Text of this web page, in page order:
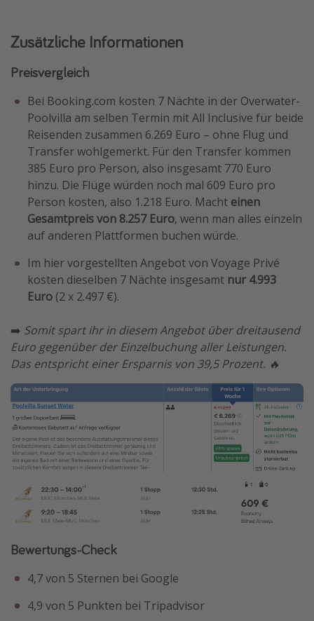
Zusätzliche Informationen
Preisvergleich
Bei Booking.com kosten 7 Nächte in der Overwater-
Poolvilla am selben Termin mit All Inclusive für beide
Reisenden zusammen 6.269 Euro – ohne Flug und
Transfer wohlgemerkt. Für den Transfer kommen
385 Euro pro Person, also insgesamt 770 Euro
hinzu. Die Flüge würden noch mal 609 Euro pro
Person kosten, also 1.218 Euro. Macht einen
Gesamtpreis von 8.257 Euro, wenn man alles einzeln
auf anderen Plattformen buchen würde.
Im hier vorgestellten Angebot von Voyage Privé
kosten dieselben 7 Nächte insgesamt nur 4.993
Euro (2 x 2.497 €).
➡️ Somit spart ihr in diesem Angebot über dreitausend
Euro gegenüber der Einzelbuchung aller Leistungen.
Das entspricht einer Ersparnis von 39,5 Prozent. 🔥
Bewertungs-Check
4,7 von 5 Sternen bei Google
4,9 von 5 Punkten bei Tripadvisor